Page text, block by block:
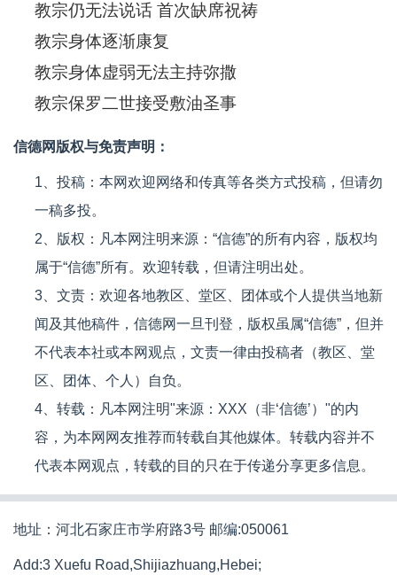
教宗仍无法说话 首次缺席祝祷
教宗身体逐渐康复
教宗身体虚弱无法主持弥撒
教宗保罗二世接受敷油圣事
信德网版权与免责声明：
1、投稿：本网欢迎网络和传真等各类方式投稿，但请勿
一稿多投。
2、版权：凡本网注明来源：“信德”的所有内容，版权均
属于“信德”所有。欢迎转载，但请注明出处。
3、文责：欢迎各地教区、堂区、团体或个人提供当地新
闻及其他稿件，信德网一旦刊登，版权虽属“信德”，但并
不代表本社或本网观点，文责一律由投稿者（教区、堂
区、团体、个人）自负。
4、转载：凡本网注明"来源：XXX（非‘信德’）"的内
容，为本网网友推荐而转载自其他媒体。转载内容并不
代表本网观点，转载的目的只在于传递分享更多信息。
地址：河北石家庄市学府路3号 邮编:050061
Add:3 Xuefu Road,Shijiazhuang,Hebei;